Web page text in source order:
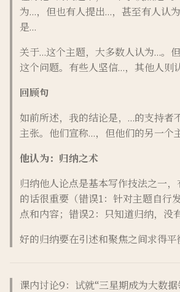
为…，但也有人提出…，甚至有人认
是…
关于…这个主题，大多数人认为…。
这个问题。有些人坚信…，其他人则
回顾句
如前所述，我的结论是，…的支持者
主张。他们宣称…，但他们的另一个
他认为：归纳之术
归纳他人论点是基本写作技法之一
的话很重要（错误1：针对主题自行
点和内容；错误2：只知道归纳，没
好的归纳要在引述和聚焦之间求得平
课内讨论9：试就“三星期成为大数